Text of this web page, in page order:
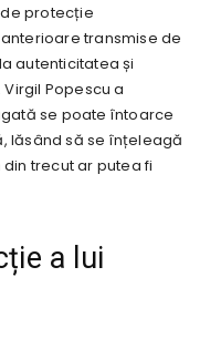
protecție
transmise de
autenticitatea și
Popescu a
se poate întoarce
lăsând să se înțeleagă
trecut ar putea fi
a lui